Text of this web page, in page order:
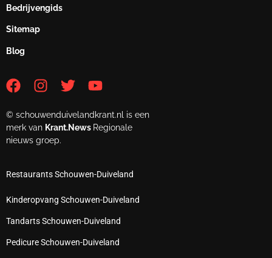
Bedrijvengids
Sitemap
Blog
© schouwenduivelandkrant.nl is een
merk van Krant.News Regionale
nieuws groep.
Restaurants Schouwen-Duiveland
Kinderopvang Schouwen-Duiveland
Tandarts Schouwen-Duiveland
Pedicure Schouwen-Duiveland